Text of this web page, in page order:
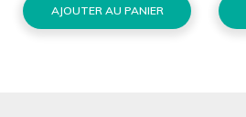
AJOUTER AU PANIER